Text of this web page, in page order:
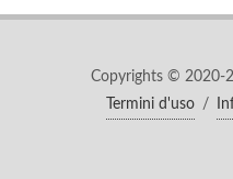
Copyrights © 2020-
Termini d'uso
/